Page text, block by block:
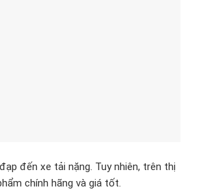
đến xe tải nặng. Tuy nhiên, trên thị
chính hãng và giá tốt.